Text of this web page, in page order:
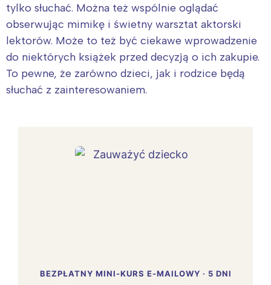
tylko słuchać. Można też wspólnie oglądać
obserwując mimikę i świetny warsztat aktorski
lektorów. Może to też być ciekawe wprowadzenie
do niektórych książek przed decyzją o ich zakupie.
To pewne, że zarówno dzieci, jak i rodzice będą
słuchać z zainteresowaniem.
BEZPŁATNY MINI-KURS E-MAILOWY · 5 DNI